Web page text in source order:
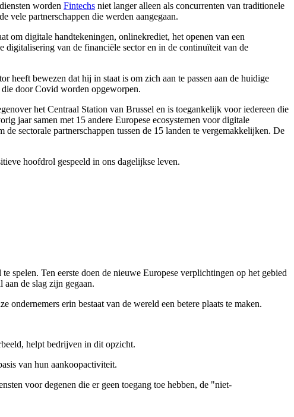
worden Fintechs niet langer alleen als concurrenten van traditionele
vele partnerschappen die werden aangegaan.
om digitale handtekeningen, onlinekrediet, het openen van een
van de financiële sector en in de continuïteit van de
heeft bewezen dat hij in staat is om zich aan te passen aan de huidige
door Covid worden opgeworpen.
het Centraal Station van Brussel en is toegankelijk voor iedereen die
jaar samen met 15 andere Europese ecosystemen voor digitale
sectorale partnerschappen tussen de 15 landen te vergemakkelijken. De
hoofdrol gespeeld in ons dagelijkse leven.
spelen. Ten eerste doen de nieuwe Europese verplichtingen op het gebied
de slag zijn gegaan.
erin bestaat van de wereld een betere plaats te maken.
helpt bedrijven in dit opzicht.
van hun aankoopactiviteit.
voor degenen die er geen toegang toe hebben, de "niet-